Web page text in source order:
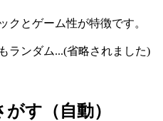
クとゲーム性が特徴です。
ランダム...(省略されました)
す（自動）